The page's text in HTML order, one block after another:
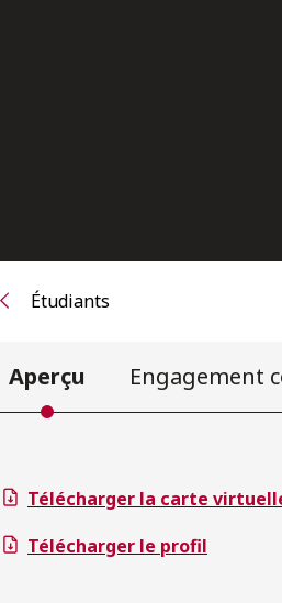
Étudiants
Aperçu Engagement
Télécharger la carte
Télécharger le profil